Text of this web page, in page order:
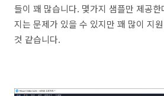
들이 꽤 많습니다. 몇가지 샘플만 제공
지는 문제가 있을 수 있지만 꽤 많이 지
것 같습니다.